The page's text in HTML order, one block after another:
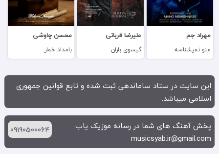
مهراد جم
منو نمیشناسه
علیرضا قربانی
گیسوی باران
محسن چاوشی
بامداد خمار
این سایت در ستاد ساماندهی ثبت شده و تابع قوانین جمهوری
اسلامی میباشد.
پخش آهنگ های شما در رسانه موزیک یاب
musicsyab.ir@gmail.com
09190500064